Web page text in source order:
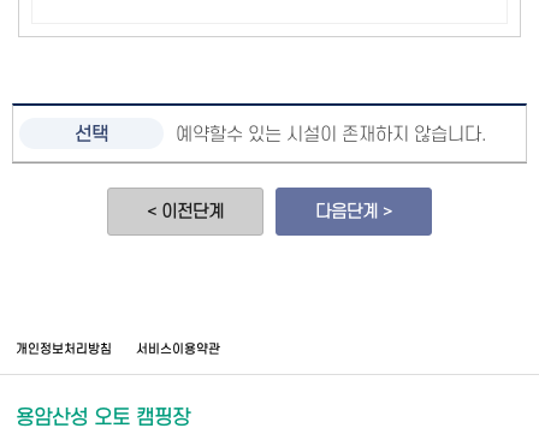
예약할수 있는 시설이 존재하지 않습니다.
< 이전단계 다음단계 >
개인정보처리방침 서비스이용약관
용암산성 오토 캠핑장